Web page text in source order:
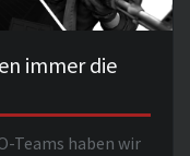
immer die
Teams haben wir